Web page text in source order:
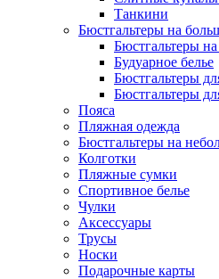
Танкини
Бюстгальтеры на
Бюстгальтеры
Будуарное белье
Бюстгальтеры
Бюстгальтеры
Пояса
Пляжная одежда
Бюстгальтеры на
Колготки
Пляжные сумки
Спортивное белье
Чулки
Аксессуары
Трусы
Носки
Подарочные карты